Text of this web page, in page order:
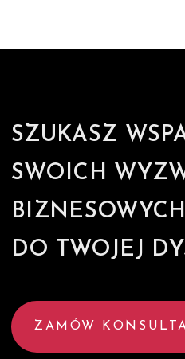
SZUKASZ
SWOICH
DO TWOJEJ
ZAMÓW